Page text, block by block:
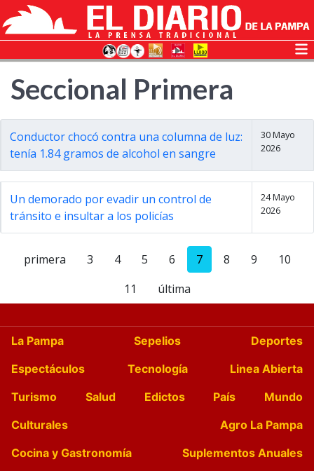
Seccional Primera
Conductor chocó contra una columna de luz:
tenía 1.84 gramos de alcohol en sangre
30 Mayo
2026
Un demorado por evadir un control de
tránsito e insultar a los policías
24 Mayo
2026
primera 3 4 5 6 7 8 9
10
11
última
La Pampa Sepelios
Deportes
Espectáculos
Tecnología
Linea Abierta
Turismo
Salud Edictos País
Mundo
Culturales
Agro La Pampa
Cocina y Gastronomía
Suplementos Anuales